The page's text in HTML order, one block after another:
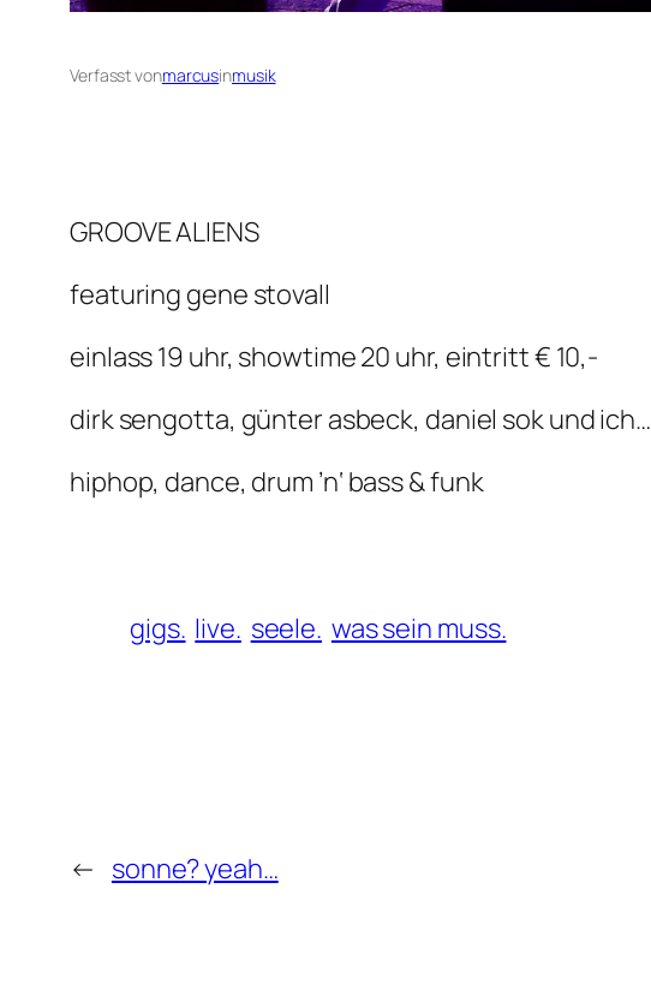
Verfasst vonmarcusinmusik
GROOVE ALIENS
featuring gene stovall
einlass 19 uhr, showtime 20 uhr, eintritt € 10,-
dirk sengotta, günter asbeck, daniel sok und ich…
hiphop, dance, drum ’n‘ bass & funk
gigs. live. seele. was sein muss.
← sonne? yeah…